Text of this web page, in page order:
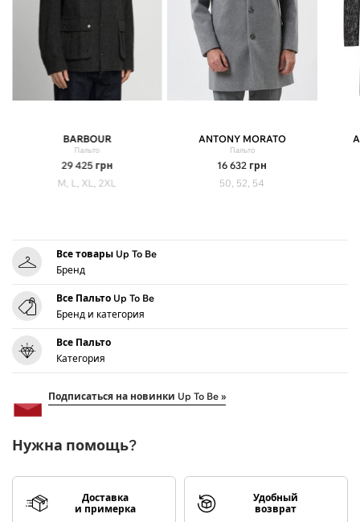
BARBOUR
Пальто
29 425 грн
M, L, XL, 2XL
ANTONY MORATO
Пальто
16 632 грн
50, 52, 54
Все товары Up To Be
Бренд
Все Пальто Up To Be
Бренд и категория
Все Пальто
Категория
Подписаться на новинки Up To Be »
Нужна помощь?
Доставка
и примерка
Удобный
возврат